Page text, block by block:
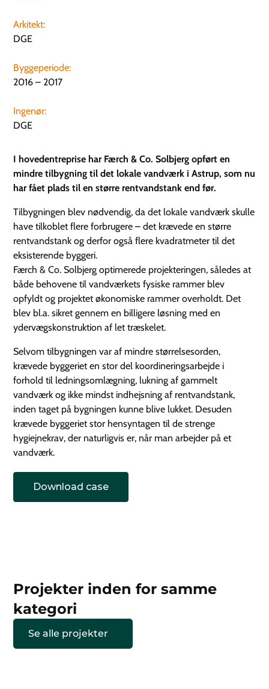
Arkitekt:
DGE
Byggeperiode:
2016 – 2017
Ingenør:
DGE
I hovedentreprise har Færch & Co. Solbjerg opført en
mindre tilbygning til det lokale vandværk i Astrup, som nu
har fået plads til en større rentvandstank end før.
Tilbygningen blev nødvendig, da det lokale vandværk skulle
have tilkoblet flere forbrugere – det krævede en større
rentvandstank og derfor også flere kvadratmeter til det
eksisterende byggeri.
Færch & Co. Solbjerg optimerede projekteringen, således at
både behovene til vandværkets fysiske rammer blev
opfyldt og projektet økonomiske rammer overholdt. Det
blev bl.a. sikret gennem en billigere løsning med en
ydervægskonstruktion af let træskelet.
Selvom tilbygningen var af mindre størrelsesorden,
krævede byggeriet en stor del koordineringsarbejde i
forhold til ledningsomlægning, lukning af gammelt
vandværk og ikke mindst indhejsning af rentvandstank,
inden taget på bygningen kunne blive lukket. Desuden
krævede byggeriet stor hensyntagen til de strenge
hygiejnekrav, der naturligvis er, når man arbejder på et
vandværk.
Download case
Projekter inden for samme
kategori
Se alle projekter